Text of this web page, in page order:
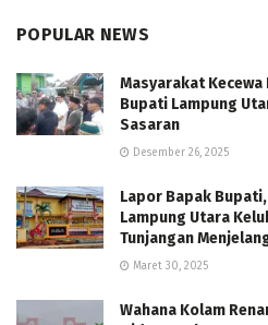
POPULAR NEWS
Masyarakat
Bupati Lampung
Sasaran
Desember 26, 2025
Lapor Bapak
Lampung Utara
Tunjangan
Maret 30, 2025
Wahana Kolam